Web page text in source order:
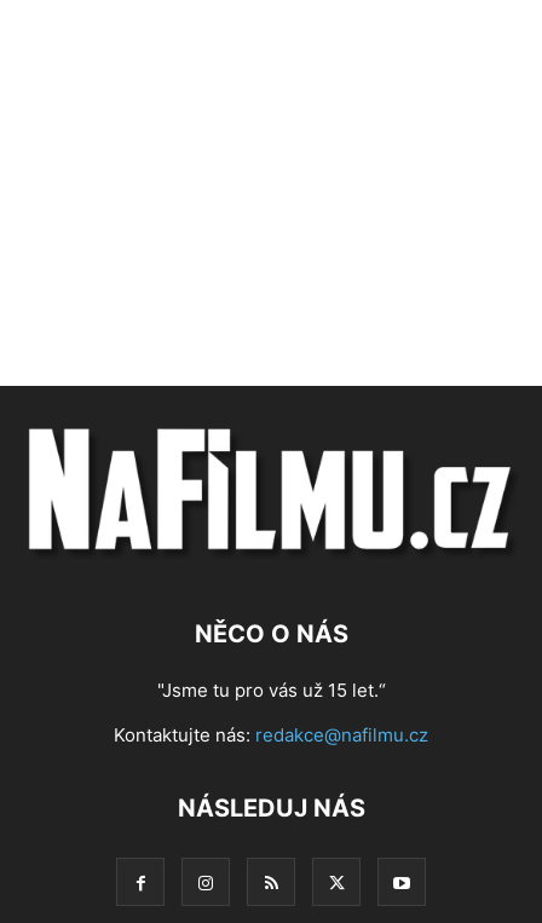
NĚCO O NÁS
"Jsme tu pro vás už 15 let.“
Kontaktujte nás: redakce@nafilmu.cz
NÁSLEDUJ NÁS